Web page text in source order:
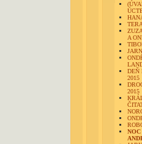
A
DEŇ
2015
2015
NOC